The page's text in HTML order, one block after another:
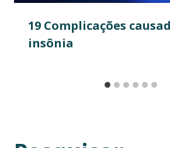
19 Complicações
insônia